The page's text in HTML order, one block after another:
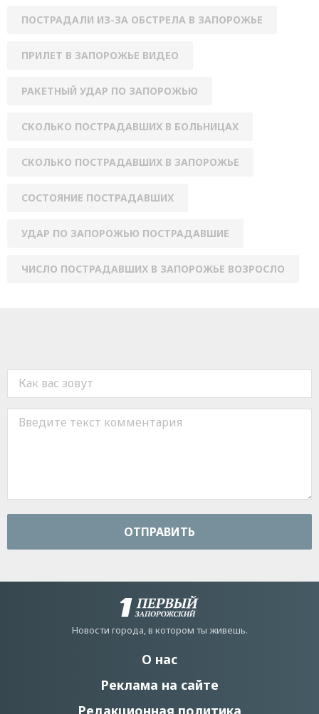
ПОСТРАДАЛИ ИЗ-ЗА ОБСТРЕЛА В ЗАПОРОЖЬЕ
ПРИЛЕТ В ЗАПОРОЖЬЕ ВИДЕО
РАКЕТНЫЙ УДАР ПО ЗАПОРОЖЬЮ
СКОЛЬКО ПОСТРАДАВШИХ В БОЛЬНИЦАХ
СКОЛЬКО ПОСТРАДАВШИХ В ЗАПОРОЖЬЕ
СОСТОЯНИЕ ПОСТРАДАВШИХ
УДАР ПО ЗАПОРОЖЬЮ ПОСТРАДАВШИЕ
ЧИСЛО ПОСТРАДАВШИХ В ЗАПОРОЖЬЕ ВОЗРОСЛО
ОТПРАВИТЬ
Новости города, в котором ты живешь.
О нас
Реклама на сайте
Редакционная политика